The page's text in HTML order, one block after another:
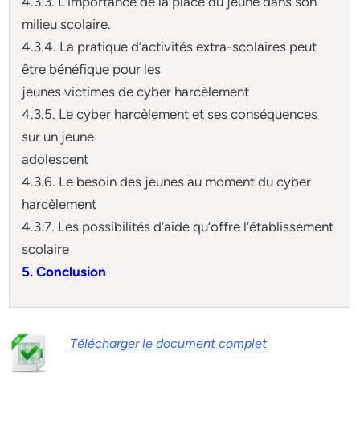
milieu scolaire.
4.3.4. La pratique d’activités extra-scolaires peut
être bénéfique pour les
jeunes victimes de cyber harcèlement
4.3.5. Le cyber harcèlement et ses conséquences
sur un jeune
adolescent
4.3.6. Le besoin des jeunes au moment du cyber
harcèlement
4.3.7. Les possibilités d’aide qu’offre l’établissement
scolaire
5. Conclusion
Télécharger le document complet